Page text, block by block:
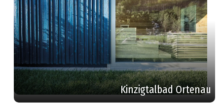
Kinzigtalbad Ortenau